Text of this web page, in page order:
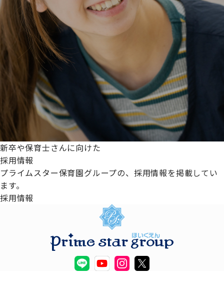
新卒や保育士さんに向けた
採用情報
プライムスター保育園グループの、採用情報を掲載してい
ます。
採用情報